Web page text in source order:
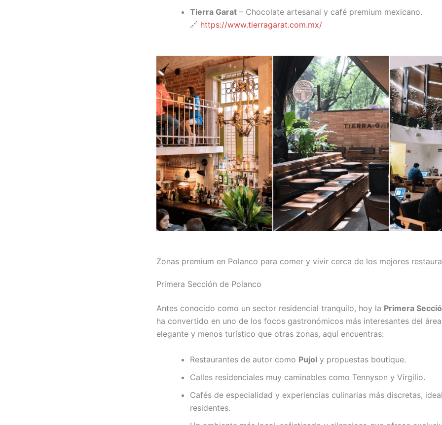
Tierra Garat – Chocolate artesanal y café premium mexicano.
🔗 https://www.tierragarat.com.mx/
Zonas premium en Polanco para comer y vivir cerca de los mejores
Primera Sección de Polanco
Antes conocido como un sector residencial tranquilo, hoy la Primera
ha convertido en uno de los focos gastronómicos más interesantes del
elegante y menos turístico que otras zonas, aquí encuentras:
Restaurantes de autor como Pujol y propuestas boutique.
Calles residenciales muy caminables como Tennyson y Virgilio.
Cafés de especialidad y experiencias culinarias más discretas,
residentes.